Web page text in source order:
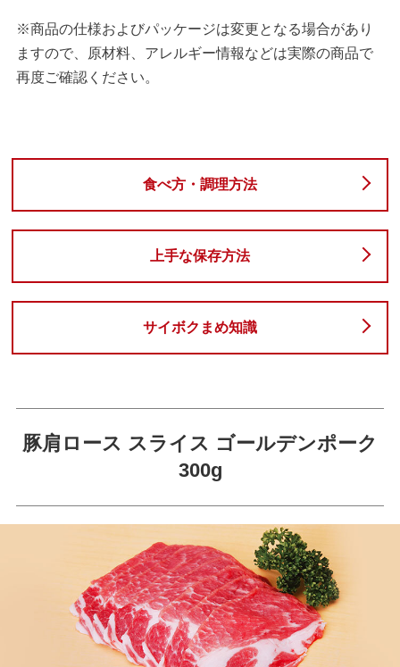
※商品の仕様およびパッケージは変更となる場合があり
ますので、原材料、アレルギー情報などは実際の商品で
再度ご確認ください。
食べ方・調理方法
上手な保存方法
サイボクまめ知識
豚肩ロース スライス ゴールデンポーク
300g